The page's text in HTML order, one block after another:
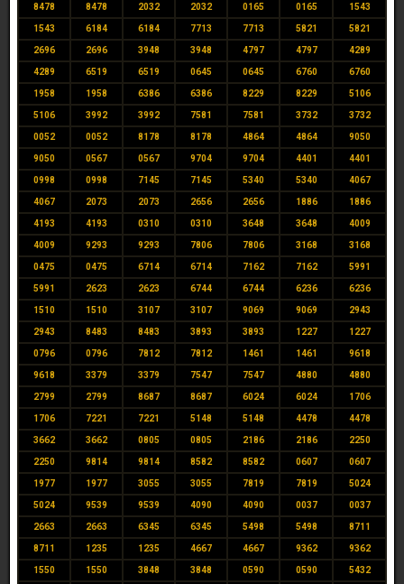
8478 8478 2032 2032 0165 0165 1543
1543 6184 6184 7713 7713 5821 5821
2696 2696 3948 3948 4797 4797 4289
4289 6519 6519 0645 0645 6760 6760
1958 1958 6386 6386 8229 8229 5106
5106 3992 3992 7581 7581 3732 3732
0052 0052 8178 8178 4864 4864 9050
9050 0567 0567 9704 9704 4401 4401
0998 0998 7145 7145 5340 5340 4067
4067 2073 2073 2656 2656 1886 1886
4193 4193 0310 0310 3648 3648 4009
4009 9293 9293 7806 7806 3168 3168
0475 0475 6714 6714 7162 7162 5991
5991 2623 2623 6744 6744 6236 6236
1510 1510 3107 3107 9069 9069 2943
2943 8483 8483 3893 3893 1227 1227
0796 0796 7812 7812 1461 1461 9618
9618 3379 3379 7547 7547 4880 4880
2799 2799 8687 8687 6024 6024 1706
1706 7221 7221 5148 5148 4478 4478
3662 3662 0805 0805 2186 2186 2250
2250 9814 9814 8582 8582 0607 0607
1977 1977 3055 3055 7819 7819 5024
5024 9539 9539 4090 4090 0037 0037
2663 2663 6345 6345 5498 5498 8711
8711 1235 1235 4667 4667 9362 9362
1550 1550 3848 3848 0590 0590 5432